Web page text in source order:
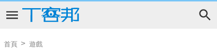
首頁 遊戲